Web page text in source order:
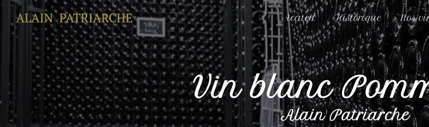
Accueil Historique Nos
Vin blanc
Alain Patriarche
Panneau de gestion des cookies